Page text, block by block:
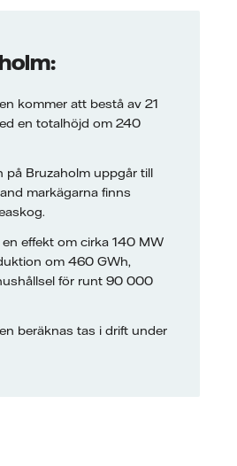
kommer att bestå av 21
en totalhöjd om 240
på Bruzaholm uppgår till
markägarna finns
effekt om cirka 140 MW
om 460 GWh,
för runt 90 000
beräknas tas i drift under